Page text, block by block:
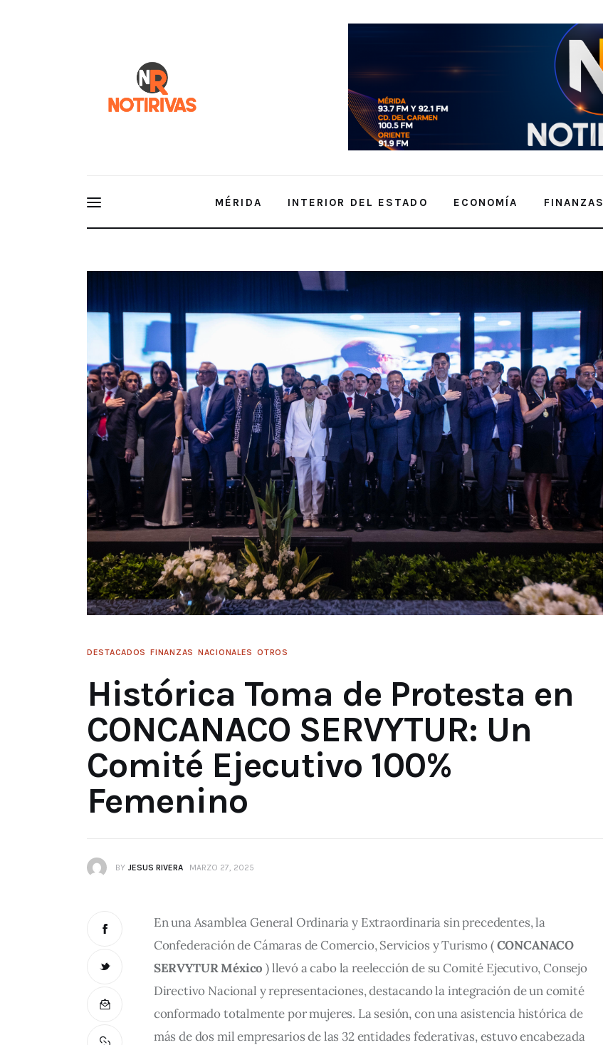
MÉRIDA INTERIOR DEL ESTADO ECONOMÍA FINANZAS
Histórica Toma de Protesta en CONCANACO SERVYTUR: Un Comité Ejecutivo 100%
DESTACADOS FINANZAS NACIONALES OTROS
Histórica Toma de Protesta en
CONCANACO SERVYTUR: Un
Comité Ejecutivo 100%
Femenino
BY JESUS RIVERA MARZO 27, 2025
En una Asamblea General Ordinaria y Extraordinaria sin precedentes, la
Confederación de Cámaras de Comercio, Servicios y Turismo ( CONCANACO
SERVYTUR México ) llevó a cabo la reelección de su Comité Ejecutivo, Consejo
Directivo Nacional y representaciones, destacando la integración de un comité
conformado totalmente por mujeres. La sesión, con una asistencia histórica de
más de dos mil empresarios de las 32 entidades federativas, estuvo encabezada